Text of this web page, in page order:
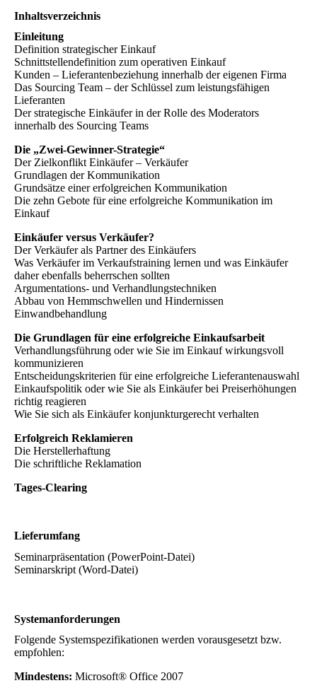
Inhaltsverzeichnis
Einleitung
Definition strategischer Einkauf
Schnittstellendefinition zum operativen Einkauf
Kunden – Lieferantenbeziehung innerhalb der eigenen Firma
Das Sourcing Team – der Schlüssel zum leistungsfähigen
Lieferanten
Der strategische Einkäufer in der Rolle des Moderators
innerhalb des Sourcing Teams
Die „Zwei-Gewinner-Strategie“
Der Zielkonflikt Einkäufer – Verkäufer
Grundlagen der Kommunikation
Grundsätze einer erfolgreichen Kommunikation
Die zehn Gebote für eine erfolgreiche Kommunikation im
Einkauf
Einkäufer versus Verkäufer?
Der Verkäufer als Partner des Einkäufers
Was Verkäufer im Verkaufstraining lernen und was Einkäufer
daher ebenfalls beherrschen sollten
Argumentations- und Verhandlungstechniken
Abbau von Hemmschwellen und Hindernissen
Einwandbehandlung
Die Grundlagen für eine erfolgreiche Einkaufsarbeit
Verhandlungsführung oder wie Sie im Einkauf wirkungsvoll
kommunizieren
Entscheidungskriterien für eine erfolgreiche Lieferantenauswahl
Einkaufspolitik oder wie Sie als Einkäufer bei Preiserhöhungen
richtig reagieren
Wie Sie sich als Einkäufer konjunkturgerecht verhalten
Erfolgreich Reklamieren
Die Herstellerhaftung
Die schriftliche Reklamation
Tages-Clearing
Lieferumfang
Seminarpräsentation (PowerPoint-Datei)
Seminarskript (Word-Datei)
Systemanforderungen
Folgende Systemspezifikationen werden vorausgesetzt bzw.
empfohlen:
Mindestens: Microsoft® Office 2007